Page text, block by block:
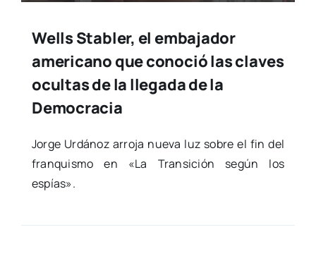
Wells Stabler, el embajador
americano que conoció las claves
ocultas de la llegada de la
Democracia
Jor­ge Urdá­noz arro­ja nue­va luz sobre el fin del
fran­quis­mo en «La Tran­si­ción según los
espías».